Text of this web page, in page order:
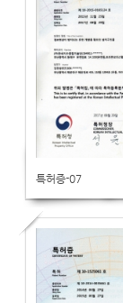
특허증-07